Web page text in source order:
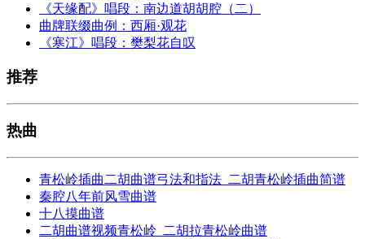
《天缘配》唱段：南边道胡胡腔（二）
曲牌联缀曲例：西厢·观花
《寒江》唱段：樊梨花自叹
推荐
热曲
青松岭插曲二胡曲谱弓法和指法_二胡青松岭插曲简谱
秦腔八年前风雪曲谱
十八摸曲谱
二胡曲谱视频青松岭_二胡拉青松岭曲谱